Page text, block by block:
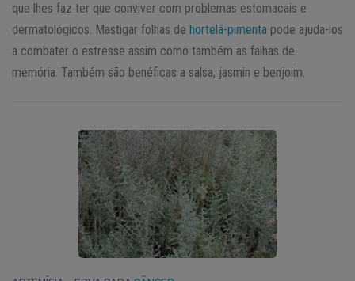
que lhes faz ter que conviver com problemas estomacais e
dermatológicos. Mastigar folhas de hortelã-pimenta pode ajuda-los
a combater o estresse assim como também as falhas de
memória. Também são benéficas a salsa, jasmin e benjoim.